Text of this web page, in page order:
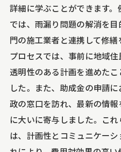
セス
修繕工事の開始か
助成金を絡めた修繕
助成金活用による
修繕工事後の施設
施設の安全性を高める
事、助成金の重要性
施設の安全性向上
詳細に学ぶことができます
では、雨漏り問題の解消を
門の施工業者と連携して修
プロセスでは、事前に地域住
透明性のある計画を進めた
した。また、助成金の申請
政の窓口を訪れ、最新の情
に大いに寄与しました。こ
は、計画性とコミュニケー